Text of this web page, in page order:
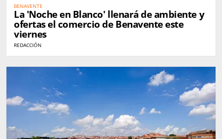
BENAVENTE
La 'Noche en Blanco' llenará de ambiente y
ofertas el comercio de Benavente este
viernes
REDACCIÓN